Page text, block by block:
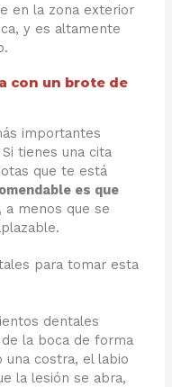
en la zona exterior
y es altamente
con un brote de
importantes
tienes una cita
que te está
es que
, a menos que se
para tomar esta
dentales
la boca de forma
una costra, el labio
la lesión se abra,